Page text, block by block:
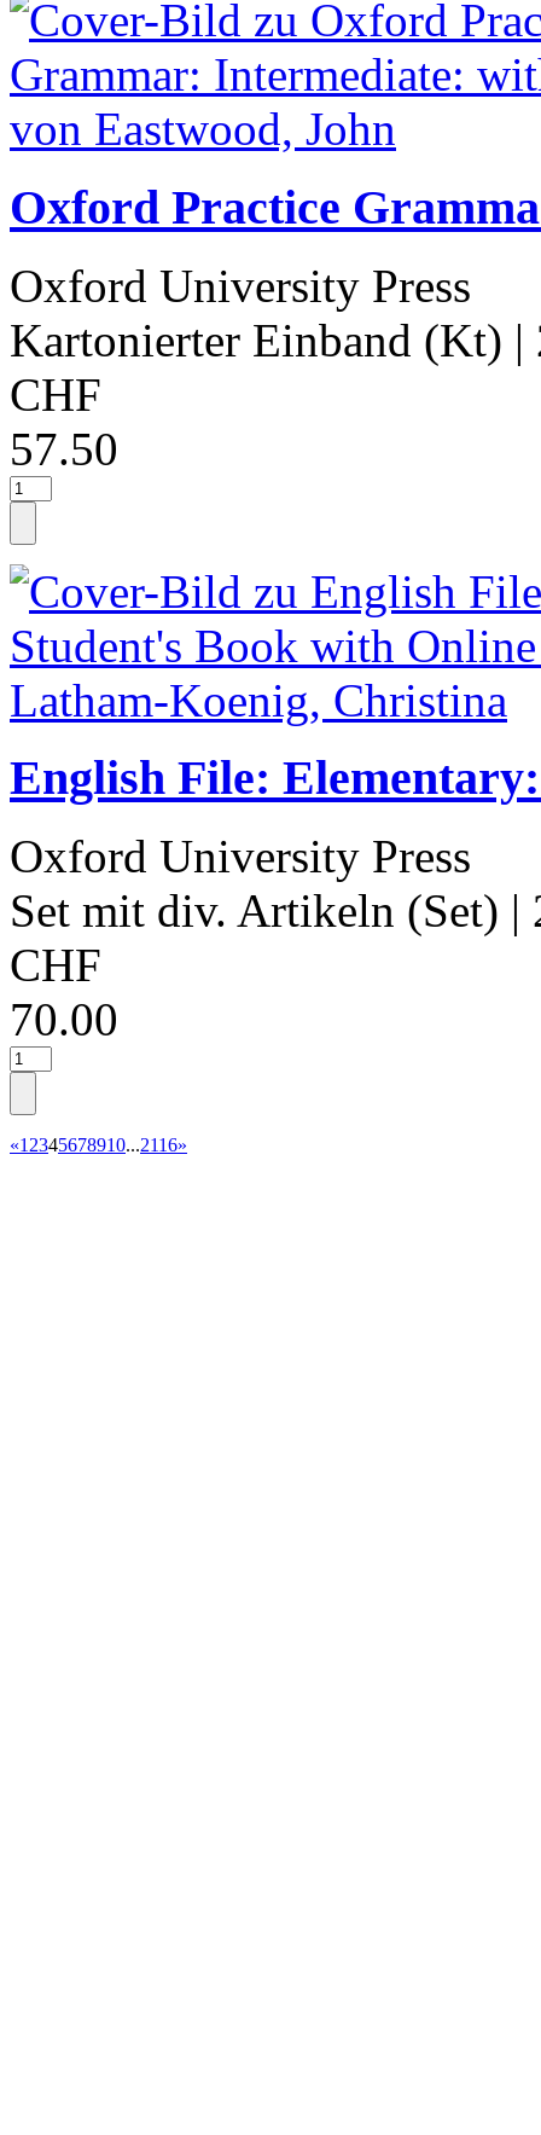
Oxford Practice
Oxford University Press
Kartonierter Einband (Kt) |
CHF
57.50
English File:
Oxford University Press
Set mit div. Artikeln (Set) |
CHF
70.00
«1 2345678910...2116»